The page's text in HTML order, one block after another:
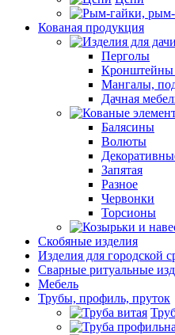
Кованая продукция
Перголы
Кронштейны
Мангалы,
Дачная
Балясины
Волюты
Запятая
Разное
Червонки
Торсионы
Скобяные изделия
Изделия для городской
Сварные ритуальные
Мебель
Трубы, профиль, пруток